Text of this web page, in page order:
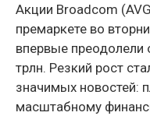
Акции Broadcom
премаркете во
впервые преодолели
трлн. Резкий рост
значимых новостей:
масштабному